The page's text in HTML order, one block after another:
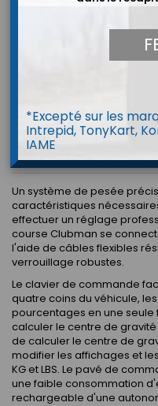
BALANCE
Un système de pesée
caractéristiques
effectuer un réglage
course Clubman se
l'aide de câbles flexibles
verrouillage robustes.
Le clavier de commande
quatre coins du véhicule,
pourcentages en une
calculer le centre de
de calculer le centre de
modifier les affichages et
KG et LBS. Le pavé de
une faible consommation
rechargeable d'une
*Excepté sur les
Intrepid, TonyKart,
IAME